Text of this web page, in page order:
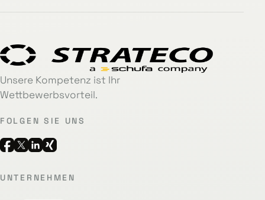
Unsere Kompetenz ist Ihr
Wettbewerbsvorteil.
FOLGEN SIE UNS
UNTERNEHMEN